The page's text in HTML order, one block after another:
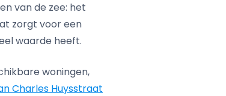
van de zee: het
zorgt voor een
waarde heeft.
woningen,
Charles Huysstraat